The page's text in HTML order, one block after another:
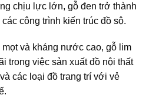
chịu lực lớn, gỗ đen trở thành
công trình kiến trúc đồ sộ.
và kháng nước cao, gỗ lim
trong việc sản xuất đồ nội thất
các loại đồ trang trí với vẻ